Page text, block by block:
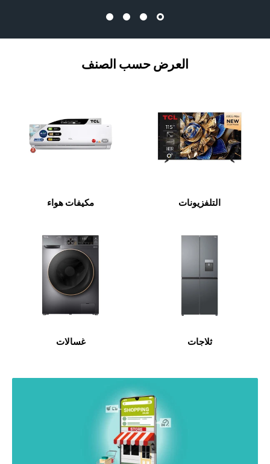
العرض حسب الصنف
التلفزيونات مكيفات هواء
ثلاجات غسالات